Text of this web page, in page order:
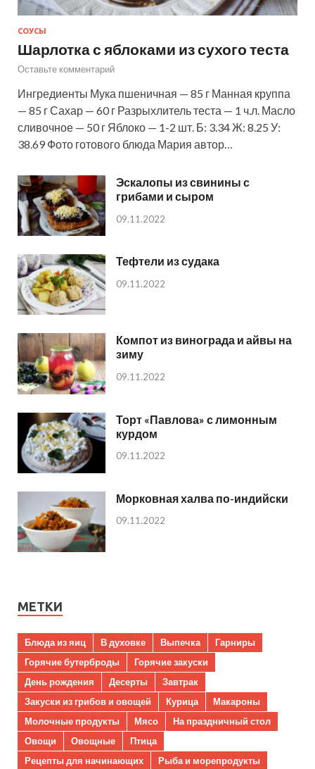
СОУСЫ
Шарлотка с яблоками из сухого теста
Оставьте комментарий
Ингредиенты Мука пшеничная — 85 г Манная круппа
— 85 г Сахар — 60 г Разрыхлитель теста — 1 ч.л. Масло
сливочное — 50 г Яблоко — 1-2 шт. Б: 3.34 Ж: 8.25 У:
38.69 Фото готового блюда Мария автор…
Эскалопы из свинины с
грибами и сыром
09.11.2022
Тефтели из судака
09.11.2022
Компот из винограда и айвы на
зиму
09.11.2022
Торт «Павлова» с лимонным
курдом
09.11.2022
Морковная халва по-индийски
09.11.2022
МЕТКИ
Блюда из яиц В духовке Выпечка
Гарниры
Горячие бутерброды
Горячие закуски
День рождения
Десерты
Завтрак
Закуски из грибов и овощей
Курица
Макароны
Молочные продукты
Мясо
На праздничный стол
Овощи
Овощные
Птица
Рецепты для начинающих
Рыба и морепродукты